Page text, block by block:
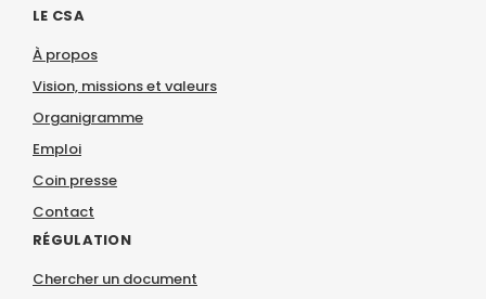
LE CSA
À propos
Vision, missions et valeurs
Organigramme
Emploi
Coin presse
Contact
RÉGULATION
Chercher un document